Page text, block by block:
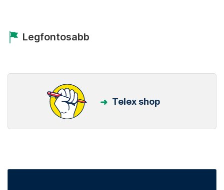
Legfontosabb
Telex shop